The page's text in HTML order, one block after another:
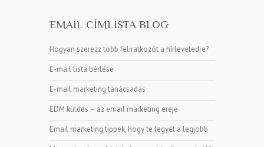
EMAIL CÍMLISTA BLOG
Hogyan szerezz több feliratkozót a hírleveledre?
E-mail lista bérlése
E-mail marketing tanácsadás
EDM küldés – az email marketing ereje
Email marketing tippek, hogy te legyél a legjobb